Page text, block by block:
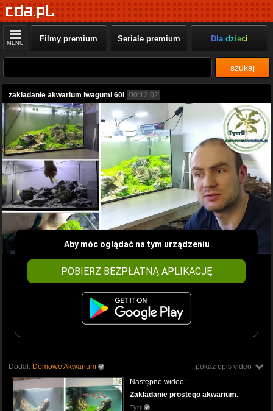
MENU Filmy premium Seriale premium Dla dzieci
szukaj
zakładanie akwarium iwagumi 60l 00:12:02
Aby móc oglądać na tym urządzeniu
POBIERZ BEZPŁATNĄ APLIKACJĘ
pokaż opis video
Dodał: Domowe Akwarium
Następne wideo:
Zakładanie prostego akwarium.
Tyrr